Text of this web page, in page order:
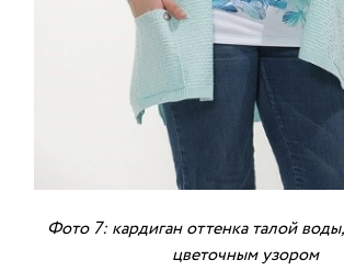
Фото 7: кардиган оттенка талой
цветочным узором